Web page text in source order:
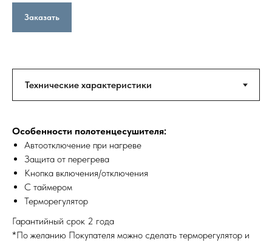
Заказать
Особенности полотенцесушителя:
Автоотключение при нагреве
Защита от перегрева
Кнопка включения/отключения
С таймером
Терморегулятор
Гарантийный срок 2 года
*По желанию Покупателя можно сделать терморегулятор и